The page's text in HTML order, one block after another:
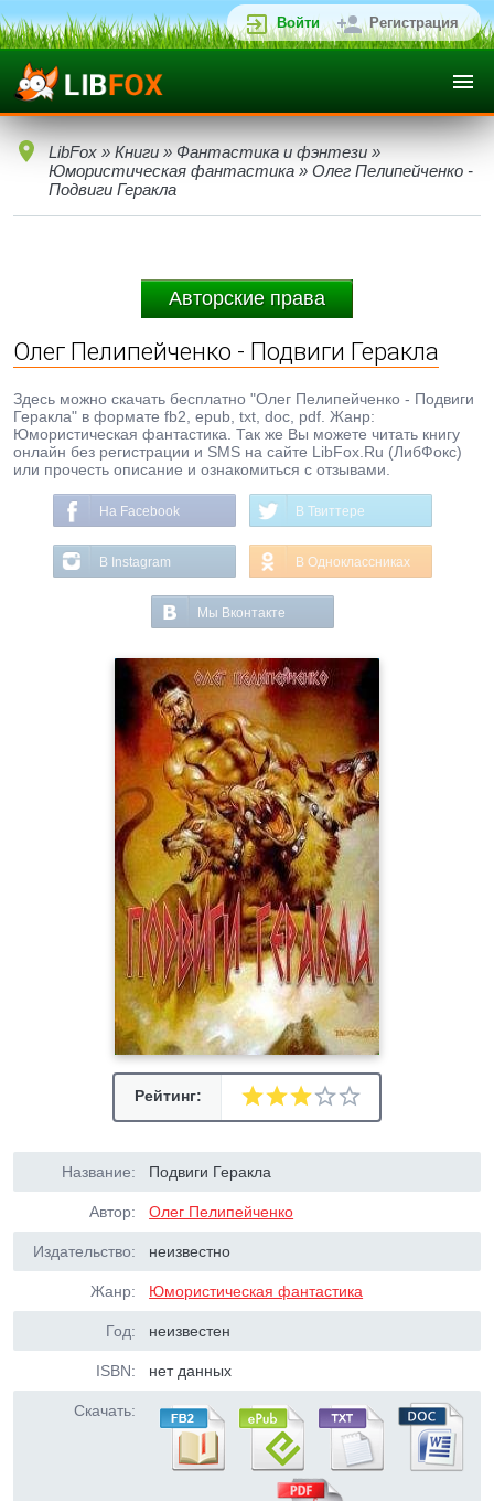
Войти Регистрация
LibFox » Книги » Фантастика и фэнтези »
Юмористическая фантастика » Олег Пелипейченко -
Подвиги Геракла
Авторские права
Олег Пелипейченко - Подвиги Геракла
Здесь можно скачать бесплатно "Олег Пелипейченко - Подвиги
Геракла" в формате fb2, epub, txt, doc, pdf. Жанр:
Юмористическая фантастика. Так же Вы можете читать книгу
онлайн без регистрации и SMS на сайте LibFox.Ru (ЛибФокс)
или прочесть описание и ознакомиться с отзывами.
На Facebook В Твиттере
В Instagram В Одноклассниках
Мы Вконтакте
Рейтинг:
Название: Подвиги Геракла
Автор: Олег Пелипейченко
Издательство: неизвестно
Жанр: Юмористическая фантастика
Год: неизвестен
ISBN: нет данных
Скачать: